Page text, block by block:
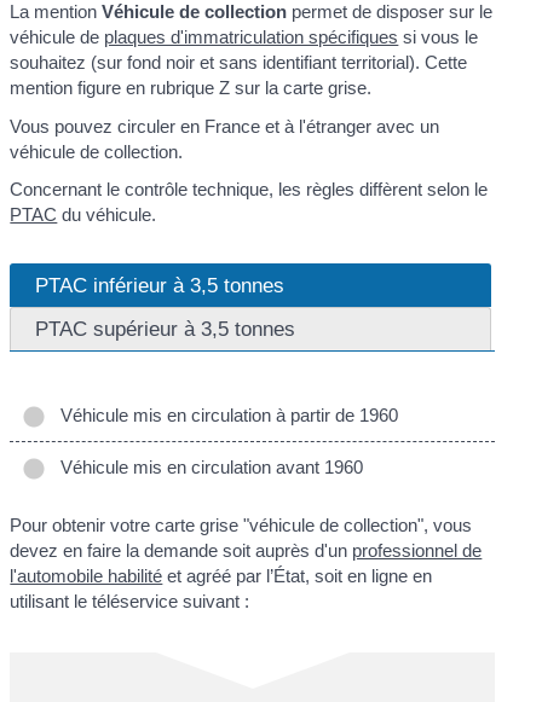
La mentionVéhicule de collection permet de disposer sur le
véhicule de plaques d'immatriculation spécifiques si vous le
souhaitez (sur fond noir et sans identifiant territorial). Cette
mention figure en rubrique Z sur la carte grise.
Vous pouvez circuler en France et à l'étranger avec un
véhicule de collection.
Concernant le contrôle technique, les règles diffèrent selon le
PTAC du véhicule.
PTAC inférieur à 3,5 tonnes
PTAC supérieur à 3,5 tonnes
Véhicule mis en circulation à partir de 1960
Véhicule mis en circulation avant 1960
Pour obtenir votre carte grise "véhicule de collection", vous
devez en faire la demande soit auprès d'un professionnel de
l'automobile habilité et agréé par l’État, soit en ligne en
utilisant le téléservice suivant :